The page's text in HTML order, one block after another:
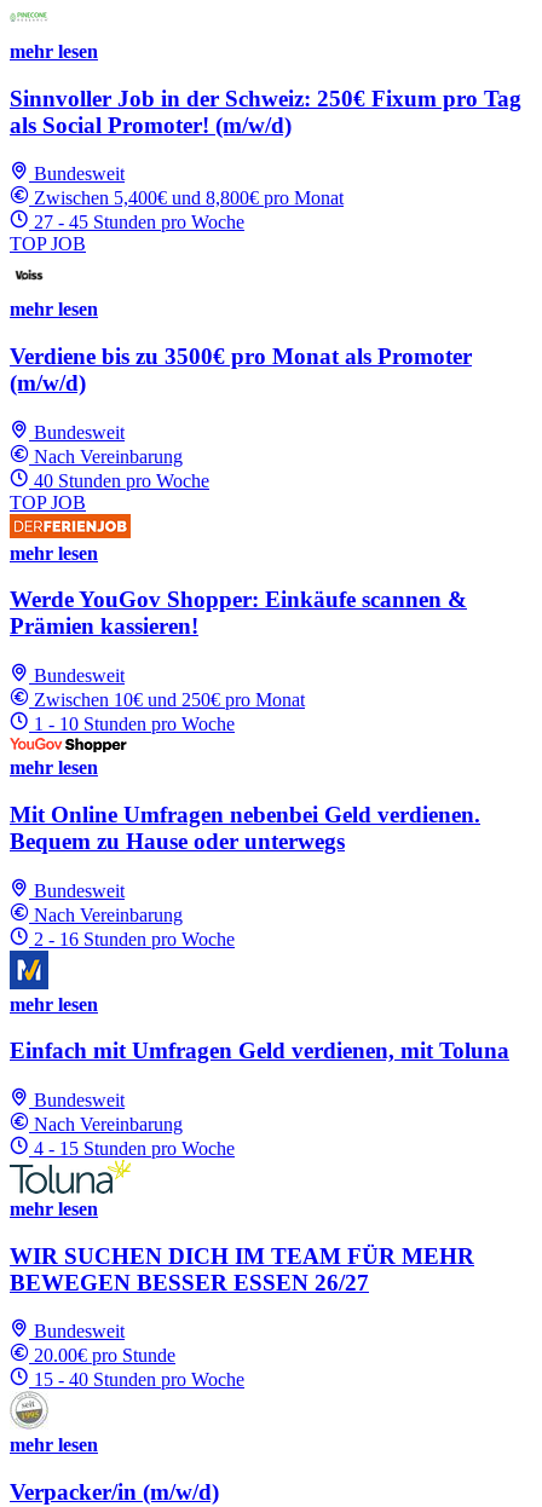
mehr lesen
Sinnvoller Job in der Schweiz: 250€ Fixum pro Tag
als Social Promoter! (m/w/d)
Bundesweit
Zwischen 5,400€ und 8,800€ pro Monat
27 - 45 Stunden pro Woche
TOP JOB
mehr lesen
Verdiene bis zu 3500€ pro Monat als Promoter
(m/w/d)
Bundesweit
Nach Vereinbarung
40 Stunden pro Woche
TOP JOB
mehr lesen
Werde YouGov Shopper: Einkäufe scannen &
Prämien kassieren!
Bundesweit
Zwischen 10€ und 250€ pro Monat
1 - 10 Stunden pro Woche
mehr lesen
Mit Online Umfragen nebenbei Geld verdienen.
Bequem zu Hause oder unterwegs
Bundesweit
Nach Vereinbarung
2 - 16 Stunden pro Woche
mehr lesen
Einfach mit Umfragen Geld verdienen, mit Toluna
Bundesweit
Nach Vereinbarung
4 - 15 Stunden pro Woche
mehr lesen
WIR SUCHEN DICH IM TEAM FÜR MEHR
BEWEGEN BESSER ESSEN 26/27
Bundesweit
20.00€ pro Stunde
15 - 40 Stunden pro Woche
mehr lesen
Verpacker/in (m/w/d)